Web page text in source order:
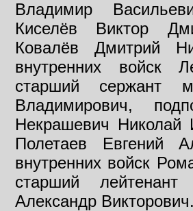
Владимир
Киселёв Виктор
Ковалёв Дмитрий
внутренних войск
старший сержант
Владимирович,
Некрашевич Николай
Полетаев Евгений
внутренних войск
старший
Александр